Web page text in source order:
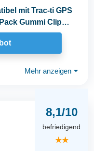
mit Trac-ti GPS
Gummi Clip
Mehr anzeigen ⏷
8,1/10
befriedigend
★★